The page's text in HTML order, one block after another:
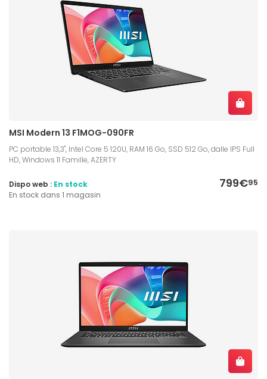
MSI Modern 13 F1MOG-090FR
PC portable 13,3", Intel Core 5 120U, RAM 16 Go, SSD 512 Go, dalle IPS Full
HD, Windows 11 Famille, AZERTY
799€95
Dispo web : En stock
En stock dans 1 magasin